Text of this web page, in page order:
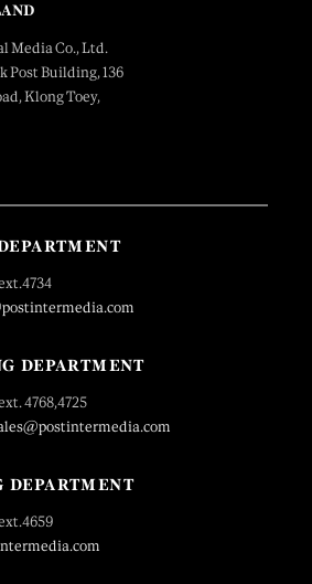
Media Co., Ltd.
Post Building, 136
Klong Toey,
DEPARTMENT
4768,4725
DEPARTMENT